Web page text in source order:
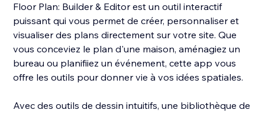
Floor Plan: Builder & Editor est un outil interactif
puissant qui vous permet de créer, personnaliser et
visualiser des plans directement sur votre site. Que
vous conceviez le plan d'une maison, aménagiez un
bureau ou planifiiez un événement, cette app vous
offre les outils pour donner vie à vos idées spatiales.
Avec des outils de dessin intuitifs, une bibliothèque de